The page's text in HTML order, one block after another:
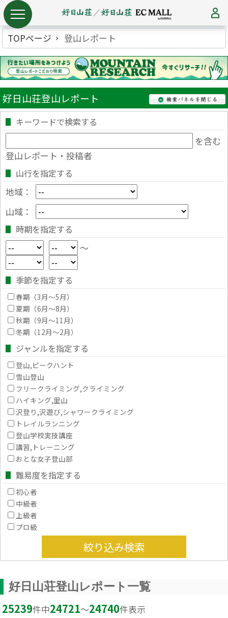
TOPページ 登山レポート
好日山荘登山レポート
キーワードで検索する
を含む
登山レポート・投稿者
山行を指定する
地域：
山域：
時期を指定する
～
季節を指定する
春期（3月～5月）
夏期（6月～8月）
秋期（9月～11月）
冬期（12月～2月）
ジャンルを指定する
登山,ピークハント
雪山登山
フリークライミング,クライミング
ハイキング,里山
沢登り,沢遊び,シャワークライミング
トレイルランニング
登山学校実技講座
講習,トレーニング
おとな女子登山部
難易度を指定する
初心者
中級者
上級者
プロ級
絞り込み検索
好日山荘登山レポート一覧
25239件中24721〜24740件表示